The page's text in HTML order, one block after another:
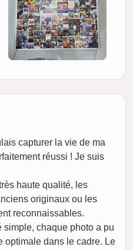
capturer la vie de ma
réussi ! Je suis
haute qualité, les
originaux ou les
reconnaissables.
simple, chaque photo a pu
optimale dans le cadre. Le